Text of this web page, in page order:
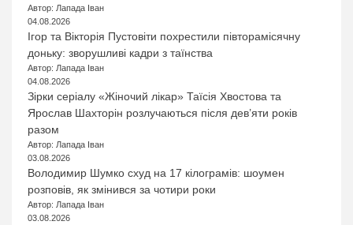
Автор: Лапада Іван
04.08.2026
Ігор та Вікторія Пустовіти похрестили півторамісячну
доньку: зворушливі кадри з таїнства
Автор: Лапада Іван
04.08.2026
Зірки серіалу «Жіночий лікар» Таїсія Хвостова та
Ярослав Шахторін розлучаються після дев’яти років
разом
Автор: Лапада Іван
03.08.2026
Володимир Шумко схуд на 17 кілограмів: шоумен
розповів, як змінився за чотири роки
Автор: Лапада Іван
03.08.2026